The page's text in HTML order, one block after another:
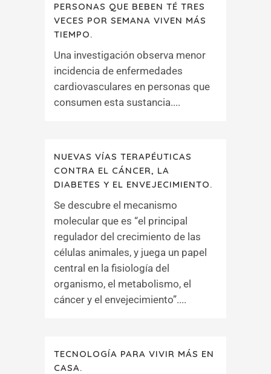
PERSONAS QUE BEBEN TÉ TRES
VECES POR SEMANA VIVEN MÁS
TIEMPO.
Una investigación observa menor
incidencia de enfermedades
cardiovasculares en personas que
consumen esta sustancia....
NUEVAS VÍAS TERAPÉUTICAS
CONTRA EL CÁNCER, LA
DIABETES Y EL ENVEJECIMIENTO.
Se descubre el mecanismo
molecular que es “el principal
regulador del crecimiento de las
células animales, y juega un papel
central en la fisiología del
organismo, el metabolismo, el
cáncer y el envejecimiento”....
TECNOLOGÍA PARA VIVIR MÁS EN
CASA.